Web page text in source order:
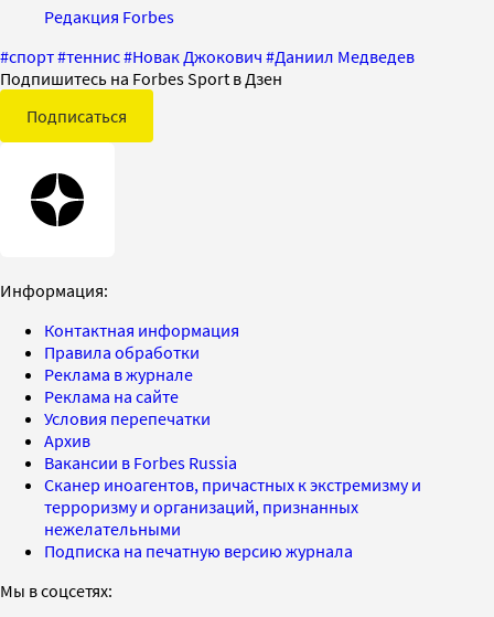
Редакция Forbes
#спорт#теннис#Новак Джокович #Даниил Медведев
Подпишитесь на Forbes Sport в Дзен
Подписаться
Информация:
Контактная информация
Правила обработки
Реклама в журнале
Реклама на сайте
Условия перепечатки
Архив
Вакансии в Forbes Russia
Сканер иноагентов, причастных к экстремизму и
терроризму и организаций, признанных
нежелательными
Подписка на печатную версию журнала
Мы в соцсетях: